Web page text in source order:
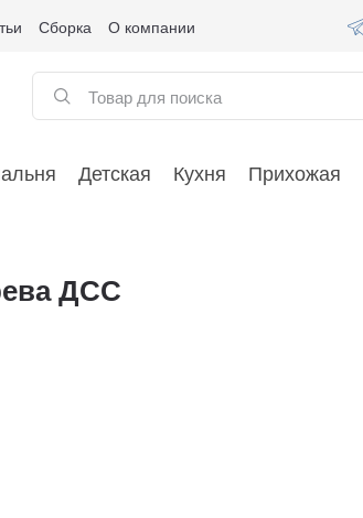
Сборка О компании
Детская Кухня Прихожая
ДСС